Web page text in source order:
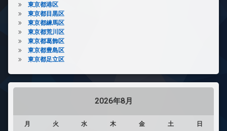
東京都港区
東京都目黒区
東京都練馬区
東京都荒川区
東京都葛飾区
東京都豊島区
東京都足立区
2026年8月
月 火 水 木 金 土 日